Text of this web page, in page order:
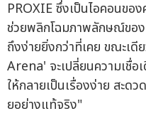
PROXIE ซึ่งเป็นไอคอนขอ
ช่วยพลิกโฉมภาพลักษณ์ของ
ถึงง่ายยิ่งกว่าที่เคย ขณะเ
Arena' จะเปลี่ยนความเชื่อ
ให้กลายเป็นเรื่องง่าย สะด
ยอย่างแท้จริง"